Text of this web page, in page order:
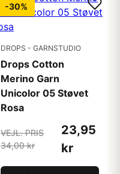
-30%
DROPS - GARNSTUDIO
Drops Cotton
Merino Garn
Unicolor 05 Støvet
Rosa
VEJL. PRIS
34,00 kr
23,95
kr